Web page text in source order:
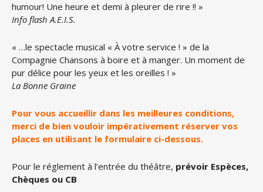
humour! Une heure et demi à pleurer de rire !! »
Info flash A.E.I.S.
« …le spectacle musical « À votre service ! » de la
Compagnie Chansons à boire et à manger. Un moment de
pur délice pour les yeux et les oreilles ! »
La Bonne Graine
Pour vous accueillir dans les meilleures conditions,
merci de bien vouloir impérativement réserver vos
places en utilisant le formulaire ci-dessous.
Pour le réglement à l’entrée du théâtre, prévoir Espèces,
Chèques ou CB